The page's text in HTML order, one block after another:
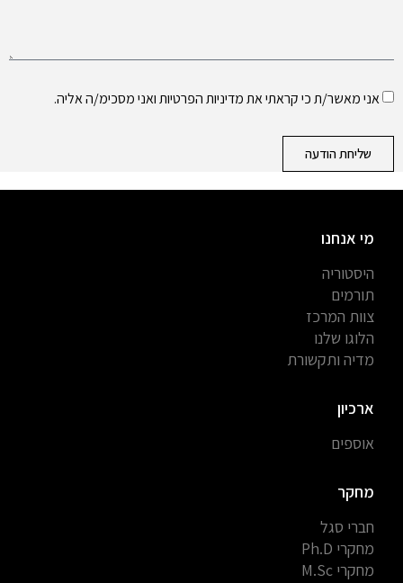
אני מאשר/ת כי קראתי אתמדיניות הפרטיותואני מסכימ/ה אליה.
שליחת הודעה
מי אנחנו
היסטוריה
תורמים
צוות המרכז
הלוגו שלנו
מדיה ותקשורת
ארכיון
אוספים
מחקר
חברי סגל
מחקרי Ph.D
מחקרי M.Sc